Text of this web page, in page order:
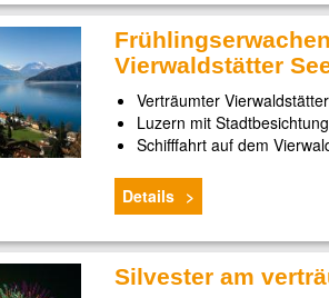
Vierwaldstätter
Verträumter
Luzern mit Stadtbesichtung
Schifffahrt auf dem
Details
Silvester am